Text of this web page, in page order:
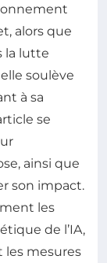
alors que
la lutte
elle soulève
à sa
se
ainsi que
son impact.
les
de l’IA,
les mesures